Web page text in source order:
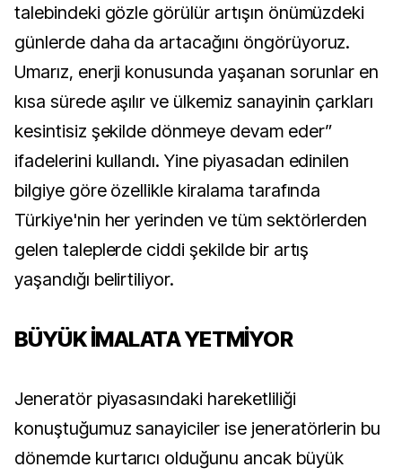
talebindeki gözle görülür artışın önümüzdeki
günlerde daha da artacağını öngörüyoruz.
Umarız, enerji konusunda yaşanan sorunlar en
kısa sürede aşılır ve ülkemiz sanayinin çarkları
kesintisiz şekilde dönmeye devam eder”
ifadelerini kullandı. Yine piyasadan edinilen
bilgiye göre özellikle kiralama tarafında
Türkiye'nin her yerinden ve tüm sektörlerden
gelen taleplerde ciddi şekilde bir artış
yaşandığı belirtiliyor.
BÜYÜK İMALATA YETMİYOR
Jeneratör piyasasındaki hareketliliği
konuştuğumuz sanayiciler ise jeneratörlerin bu
dönemde kurtarıcı olduğunu ancak büyük